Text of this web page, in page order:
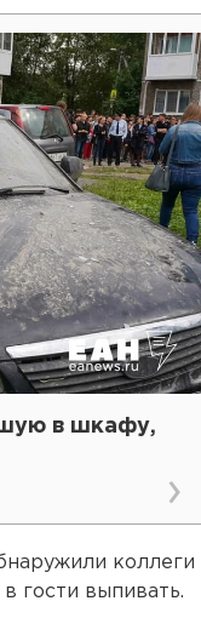
в шкафу,
коллеги
гости выпивать.